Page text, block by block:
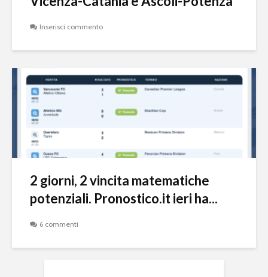
Inserisci commento
2 giorni, 2 vincita matematiche
potenziali. Pronostico.it ieri ha...
6 commenti